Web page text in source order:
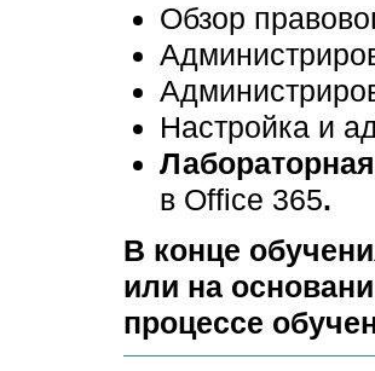
Обзор
Настройка и
в Office 365.
В конце
или на
процессе